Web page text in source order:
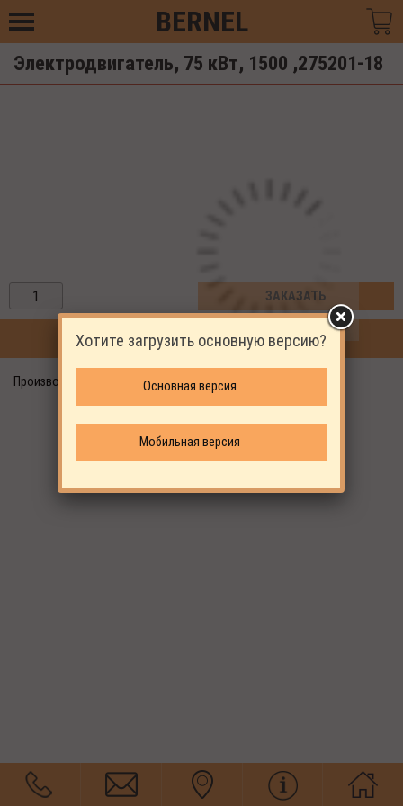
BERNEL
Электродвигатель, 75 кВт, 1500 ,275201-18
ЗАКАЗАТЬ
ПРОДОЛЖИТЬ ПОКУПКИ
Производитель: EKOMAK
Хотите загрузить основную версию?
Основная версия
Мобильная версия